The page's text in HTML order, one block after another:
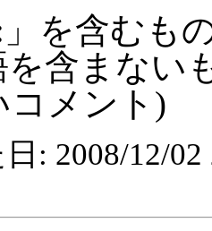
」を含むも
を含まない
コメント)
: 2008/12/